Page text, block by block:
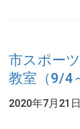
市スポー
教室（9/4
2020年7月21日